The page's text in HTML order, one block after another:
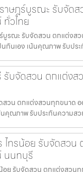
ษฎร์บูรณะ รับจัด
วไทย
บูรณะ รับจัดสวน ตกแต่งส
กันเอง เน้นคุณภาพ รับปร
รับจัดสวน ตกแต่ง
สวน ตกแต่งสวนทุกขนาด
นคุณภาพ รับประกันความส
ไทรน้อย รับจัดสวน
นนทบุรี
อย รับจัดสวน ตกแต่งสวน